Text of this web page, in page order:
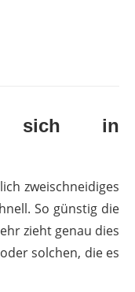
sich in
zweischneidiges
So günstig die
zieht genau dies
solchen, die es